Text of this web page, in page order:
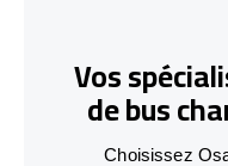
Vos
de bus
Choisissez